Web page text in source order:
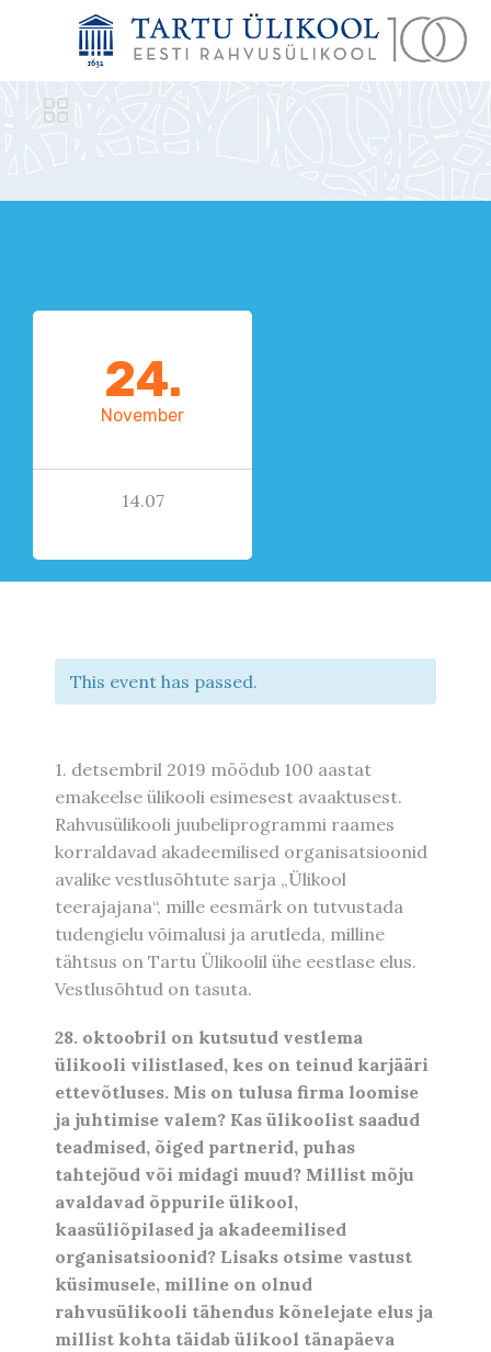

24.
November
14.07
This event has passed.
1. detsembril 2019 möödub 100 aastat
emakeelse ülikooli esimesest avaaktusest.
Rahvusülikooli juubeliprogrammi raames
korraldavad akadeemilised organisatsioonid
avalike vestlusõhtute sarja „Ülikool
teerajajana“, mille eesmärk on tutvustada
tudengielu võimalusi ja arutleda, milline
tähtsus on Tartu Ülikoolil ühe eestlase elus.
Vestlusõhtud on tasuta.
28. oktoobril on kutsutud vestlema
ülikooli vilistlased, kes on teinud karjääri
ettevõtluses. Mis on tulusa firma loomise
ja juhtimise valem? Kas ülikoolist saadud
teadmised, õiged partnerid, puhas
tahtejõud või midagi muud? Millist mõju
avaldavad õppurile ülikool,
kaasüliõpilased ja akadeemilised
organisatsioonid? Lisaks otsime vastust
küsimusele, milline on olnud
rahvusülikooli tähendus kõnelejate elus ja
millist kohta täidab ülikool tänapäeva